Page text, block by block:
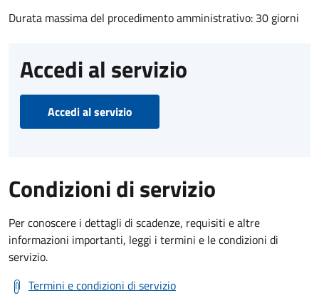
Durata massima del procedimento amministrativo: 30 giorni
Accedi al servizio
Accedi al servizio
Condizioni di servizio
Per conoscere i dettagli di scadenze, requisiti e altre
informazioni importanti, leggi i termini e le condizioni di
servizio.
Termini e condizioni di servizio